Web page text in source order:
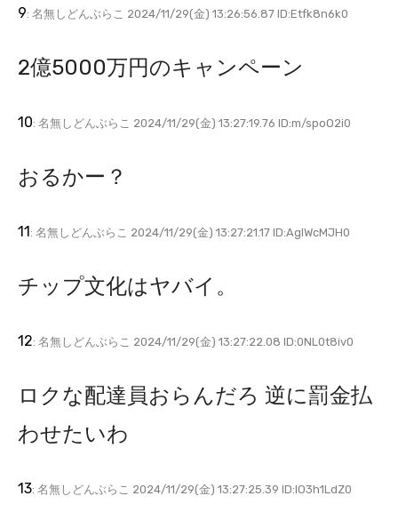
9: 名無しどんぶらこ 2024/11/29(金) 13:26:56.87 ID:Etfk8n6k0
2億5000万円のキャンペーン
10: 名無しどんぶらこ 2024/11/29(金) 13:27:19.76 ID:m/spoO2i0
おるかー？
11: 名無しどんぶらこ 2024/11/29(金) 13:27:21.17 ID:AgIWcMJH0
チップ文化はヤバイ。
12: 名無しどんぶらこ 2024/11/29(金) 13:27:22.08 ID:0NL0t8iv0
ロクな配達員おらんだろ 逆に罰金払
わせたいわ
13: 名無しどんぶらこ 2024/11/29(金) 13:27:25.39 ID:IO3h1LdZ0